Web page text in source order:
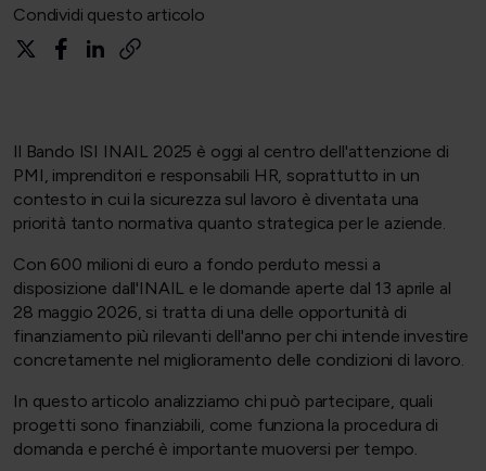
Condividi questo articolo
Il Bando ISI INAIL 2025 è oggi al centro dell'attenzione di
PMI, imprenditori e responsabili HR, soprattutto in un
contesto in cui la sicurezza sul lavoro è diventata una
priorità tanto normativa quanto strategica per le aziende.
Con 600 milioni di euro a fondo perduto messi a
disposizione dall'INAIL e le domande aperte dal 13 aprile al
28 maggio 2026, si tratta di una delle opportunità di
finanziamento più rilevanti dell'anno per chi intende investire
concretamente nel miglioramento delle condizioni di lavoro.
In questo articolo analizziamo chi può partecipare, quali
progetti sono finanziabili, come funziona la procedura di
domanda e perché è importante muoversi per tempo.